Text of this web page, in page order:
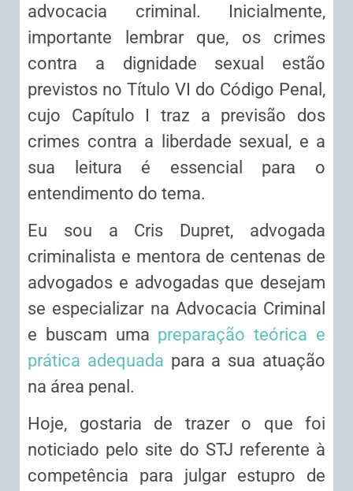
advocacia criminal. Inicialmente,
importante lembrar que, os crimes
contra a dignidade sexual estão
previstos no Título VI do Código Penal,
cujo Capítulo I traz a previsão dos
crimes contra a liberdade sexual, e a
sua leitura é essencial para o
entendimento do tema.
Eu sou a Cris Dupret, advogada
criminalista e mentora de centenas de
advogados e advogadas que desejam
se especializar na Advocacia Criminal
e buscam uma preparação teórica e
prática adequada para a sua atuação
na área penal.
Hoje, gostaria de trazer o que foi
noticiado pelo site do STJ referente à
competência para julgar estupro de